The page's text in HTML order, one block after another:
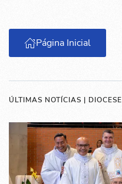
Página Inicial
ÚLTIMAS NOTÍCIAS | DIOCESE